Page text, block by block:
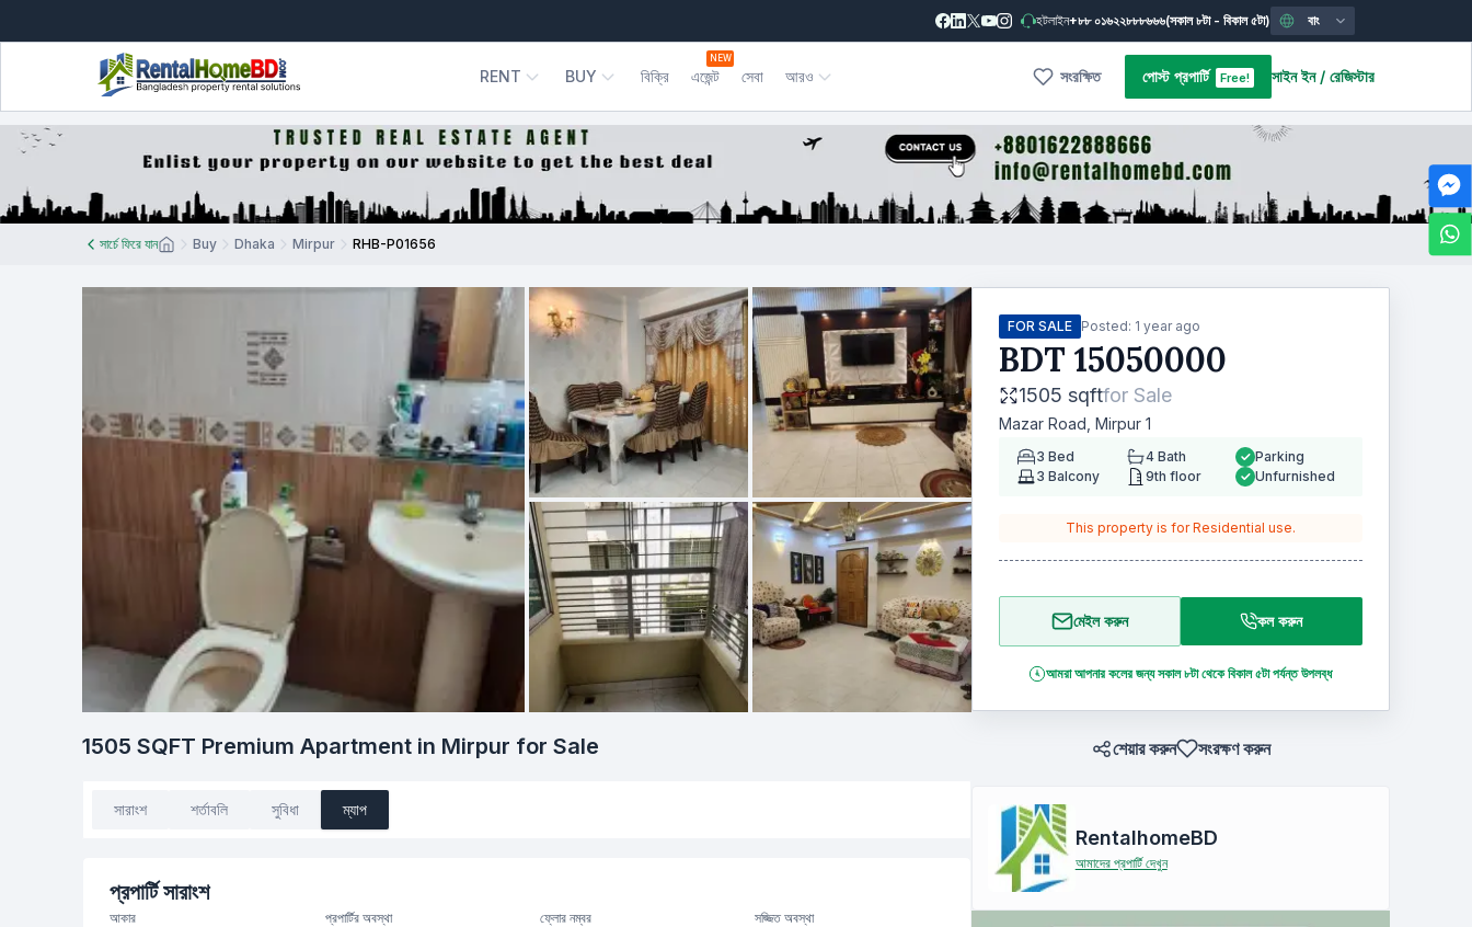
হটলাইন+৮৮ ০১৬২২৮৮৮৬৬৬(সকাল ৮টা - বিকাল ৫টা) বাং
RENT BUY বিক্রি এজেন্ট
NEW
সেবা আরও সংরক্ষিত পোস্ট প্রপার্টি Free! সাইন ইন / রেজিস্টার
সার্চে ফিরে যান Buy Dhaka Mirpur RHB-P01656
1505 SQFT Premium Apartment in Mirpur for Sale
সারাংশ শর্তাবলি সুবিধা ম্যাপ
প্রপার্টি সারাংশ
আকার প্রপার্টির অবস্থা ফ্লোর নম্বর সজ্জিত অবস্থা
FOR SALE Posted: 1 year ago
BDT 15050000
1505 sqftfor Sale
Mazar Road, Mirpur 1
3 Bed 4 Bath
3 Balcony 9th floor
Parking
Unfurnished
This property is for Residential use.
মেইল করুন কল করুন
আমরা আপনার কলের জন্য সকাল ৮টা থেকে বিকাল ৫টা পর্যন্ত উপলব্ধ
শেয়ার করুন সংরক্ষণ করুন
RentalhomeBD
আমাদের প্রপার্টি দেখুন